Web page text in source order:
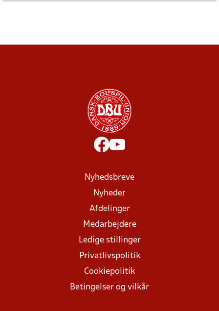
Nyhedsbreve
Nyheder
Afdelinger
Medarbejdere
Ledige stillinger
Privatlivspolitik
Cookiepolitik
Betingelser og vilkår